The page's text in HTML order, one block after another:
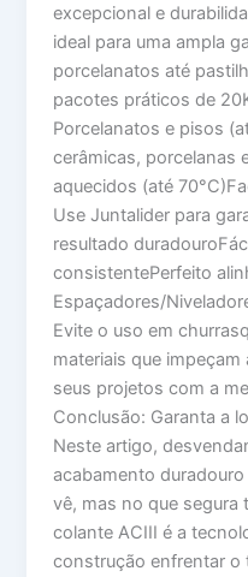
excepcional e
ideal para uma ampla
porcelanatos até
pacotes práticos de
Porcelanatos e pisos
cerâmicas, porcelanas
aquecidos (até
Use Juntalider para
resultado
consistentePerfeito
Espaçadores/
Evite o uso em
materiais que
seus projetos com a
Conclusão: Garanta a
Neste artigo,
acabamento
vê, mas no que segura
colante ACIII é a
construção enfrentar o